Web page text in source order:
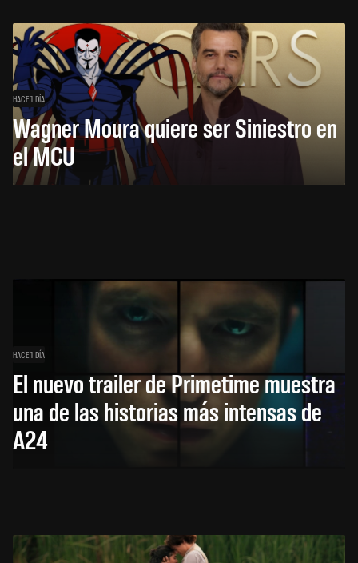
HACE 1 DÍA
Wagner Moura quiere ser Siniestro en
el MCU
HACE 1 DÍA
El nuevo trailer de Primetime muestra
una de las historias más intensas de
A24